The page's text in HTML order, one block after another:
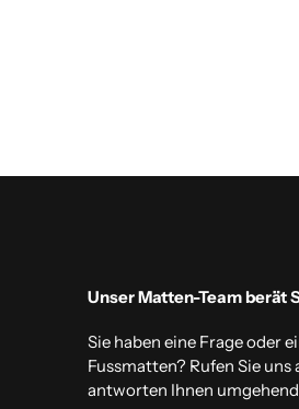
Unser Matten-Team berät
Sie haben eine Frage oder
Fussmatten? Rufen Sie
antworten Ihnen